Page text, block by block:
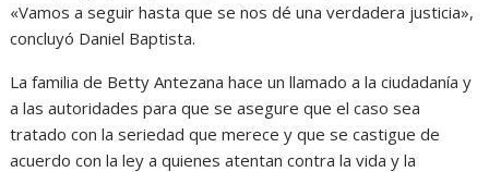
«Vamos a seguir hasta que se nos dé una verdadera justicia»,
concluyó Daniel Baptista.
La familia de Betty Antezana hace un llamado a la ciudadanía y
a las autoridades para que se asegure que el caso sea
tratado con la seriedad que merece y que se castigue de
acuerdo con la ley a quienes atentan contra la vida y la